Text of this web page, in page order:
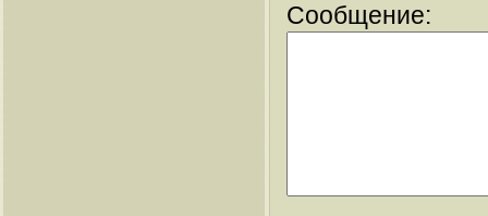
Сообщение: